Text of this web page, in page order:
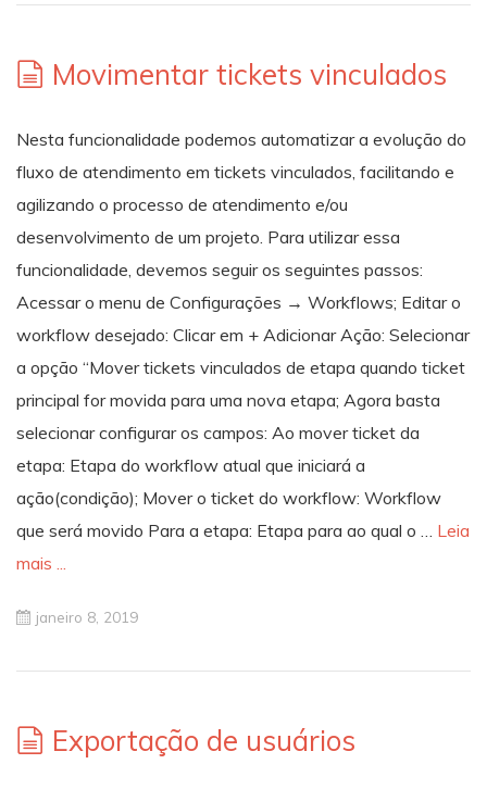
Movimentar tickets vinculados
Nesta funcionalidade podemos automatizar a evolução do
fluxo de atendimento em tickets vinculados, facilitando e
agilizando o processo de atendimento e/ou
desenvolvimento de um projeto. Para utilizar essa
funcionalidade, devemos seguir os seguintes passos:
Acessar o menu de Configurações → Workflows; Editar o
workflow desejado: Clicar em + Adicionar Ação: Selecionar
a opção “Mover tickets vinculados de etapa quando ticket
principal for movida para uma nova etapa; Agora basta
selecionar configurar os campos: Ao mover ticket da
etapa: Etapa do workflow atual que iniciará a
ação(condição); Mover o ticket do workflow: Workflow
que será movido Para a etapa: Etapa para ao qual o … Leia
mais ...
janeiro 8, 2019
Exportação de usuários